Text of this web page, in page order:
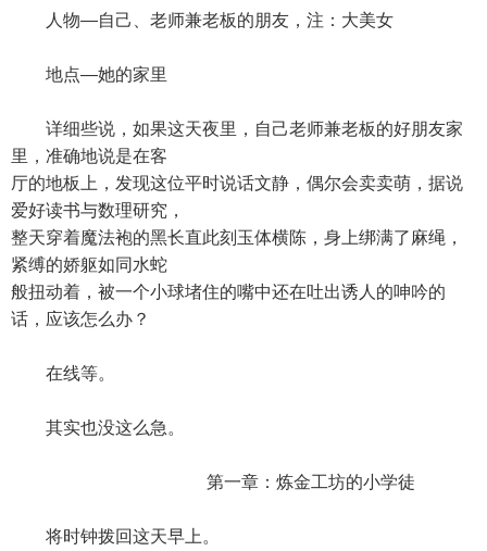
人物—自己、老师兼老板的朋友，注：大美女
地点—她的家里
详细些说，如果这天夜里，自己老师兼老板的好朋友家
里，准确地说是在客
厅的地板上，发现这位平时说话文静，偶尔会卖卖萌，据说
爱好读书与数理研究，
整天穿着魔法袍的黑长直此刻玉体横陈，身上绑满了麻绳，
紧缚的娇躯如同水蛇
般扭动着，被一个小球堵住的嘴中还在吐出诱人的呻吟的
话，应该怎么办？
在线等。
其实也没这么急。
第一章：炼金工坊的小学徒
将时钟拨回这天早上。